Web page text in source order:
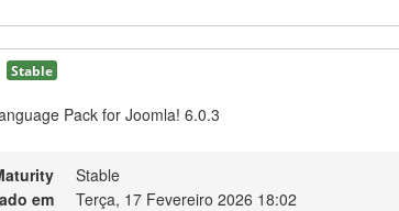
Stable
Pack for Joomla! 6.0.3
Stable
em
Terça, 17 Fevereiro 2026 18:02